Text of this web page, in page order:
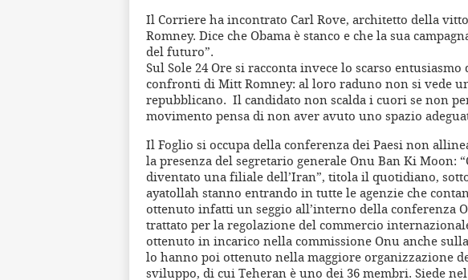
Il Corriere ha incontrato Carl Rove, architetto della
Romney. Dice che Obama è stanco e che la sua
del futuro”.
Sul Sole 24 Ore si racconta invece lo scarso
confronti di Mitt Romney: al loro raduno non si vede
repubblicano. Il candidato non scalda i cuori se non
movimento pensa di non aver avuto uno spazio
Il Foglio si occupa della conferenza dei Paesi non
la presenza del segretario generale Onu Ban Ki Moon:
diventato una filiale dell’Iran”, titola il quotidiano,
ayatollah stanno entrando in tutte le agenzie che
ottenuto infatti un seggio all’interno della conferenza
trattato per la regolazione del commercio
ottenuto in incarico nella commissione Onu anche
lo hanno poi ottenuto nella maggiore organizzazione
sviluppo, di cui Teheran è uno dei 36 membri. Siede